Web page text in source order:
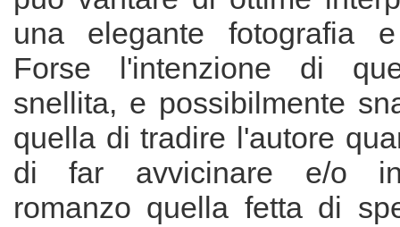
una elegante fotografia
Forse l'intenzione di
snellita, e possibilmente
quella di tradire l'autore
di far avvicinare e/o
romanzo quella fetta di